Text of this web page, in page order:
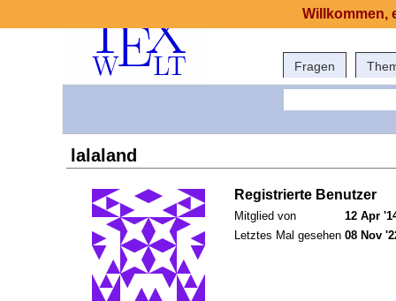
Fragen
lalaland
Registrierte Benutzer
Mitglied von
12 Apr
Letztes Mal gesehen 08 Nov
Willkommen,